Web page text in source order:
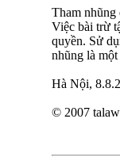
Tham nhũng
Việc bài trừ
quyền. Sử
nhũng là
Hà Nội,
© 2007